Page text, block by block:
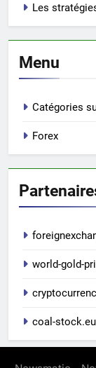
Les
Menu
Catégories
Forex
world-gold-
coal-stock.eu